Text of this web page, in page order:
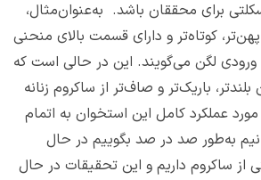
برای محققان باشد. به‌عنوان‌مثال،
کوتاه‌تر و دارای قسمت بالای منحنی
لگن می‌گویند. این در حالی است که
باریک‌تر و صاف‌تر از ساکروم زنانه
عملکرد کامل این استخوان به اتمام
به‌طور صد در صد بگوییم در حال
از ساکروم داریم و این تحقیقات در حال